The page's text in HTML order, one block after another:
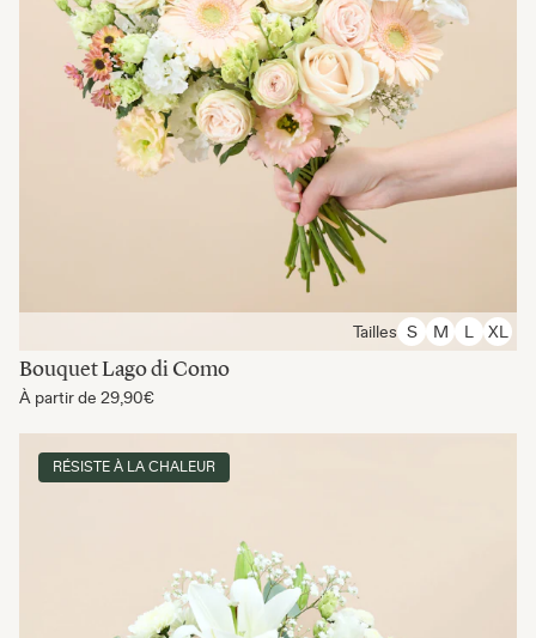
Tailles S M XL
Bouquet Lago di Como
À partir de 29,90€
RÉSISTE À LA CHALEUR